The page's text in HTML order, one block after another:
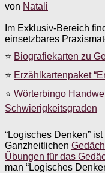
von Natali
Im Exklusiv-Bereich
einsetzbares
⭐ Biografiekarten zu
⭐ Erzählkartenpaket
⭐ Wörterbingo
Schwierigkeitsgraden
“Logisches Denken”
Ganzheitlichen
Übungen für das
man “Logisches